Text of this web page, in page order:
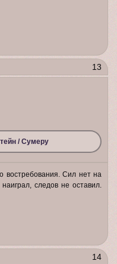
13
/ Сумеру
востребования. Сил нет на
следов не оставил.
14